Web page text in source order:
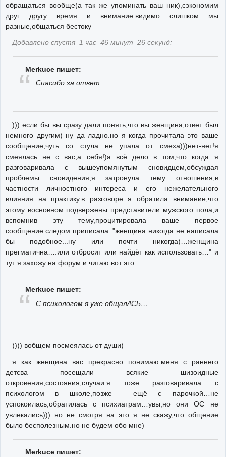
обращаться вообще(а так же упоминать ваш ник),сэкономим
друг другу время и внимание.видимо слишком мы
разные,общаться бестоку
Добавлено спустя 1 час 46 минут 26 секунд:
Merkuce пишет:
Спасибо за ответ.
))) если бы вы сразу дали понять,что вы женщина,ответ был
немного другим) ну да ладно.но я когда прочитала это ваше
сообщение,чуть со стула не упала от смеха)))нет-нет!я
смеялась не с вас,а себя!)а всё дело в том,что когда я
разговаривала с вышеупомянутым сновидцем,обсуждая
проблемы сновидения,я затронула тему отношения,в
частности личностного интереса и его нежелательного
влияния на практику.в разговоре я обратила внимание,что
этому восновном подвержены представители мужского пола,и
вспомнив эту тему,процитировала ваше первое
сообщение.следом приписала :"женщина никогда не написала
бы подобное...ну или почти никогда)…женщина
прегматична….или отбросит или найдёт как использовать…" и
тут я захожу на форум и читаю вот это:
Merkuce пишет:
С психологом я уже общалАСЬ…
)))) вобщем посмеялась от души)
я как женщина вас прекрасно понимаю.меня с раннего
детсва посещали всякие шизоидные
откровения,состояния,случаи.я тоже разговаривала с
психологом в школе,позже ещё с парочкой…не
успокоилась,обратилась с психиатрам…увы,но они ОС не
увлекались))) но не смотря на это я не скажу,что общение
было бесполезным.но не будем обо мне)
Merkuce пишет: